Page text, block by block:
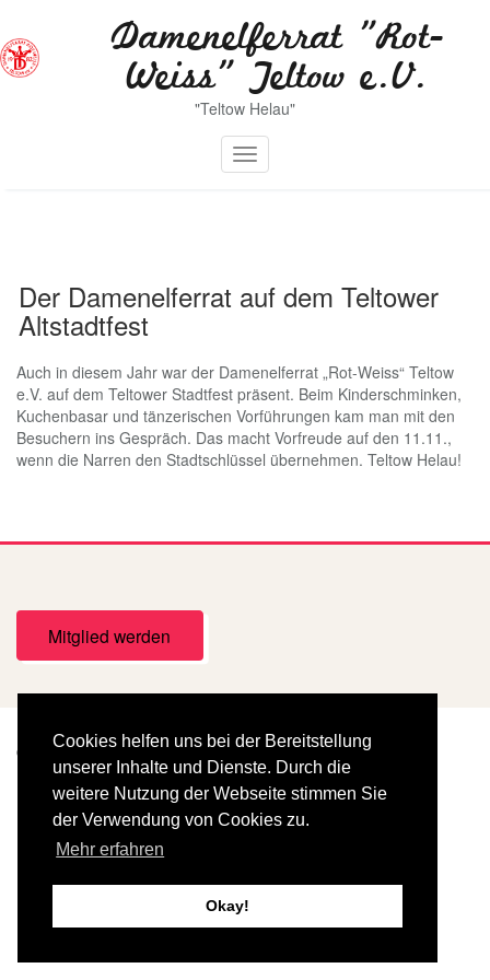
Cookies helfen uns bei der Bereitstellung
unserer Inhalte und Dienste. Durch die
weitere Nutzung der Webseite stimmen Sie
der Verwendung von Cookies zu.
Mehr erfahren
Okay!
Inhalt
springen
Damenelferrat "Rot-
Weiss" Teltow e.V.
"Teltow Helau"
Toggle navigation
Der Damenelferrat auf dem Teltower
Altstadtfest
Auch in diesem Jahr war der Damenelferrat „Rot-Weiss“ Teltow
e.V. auf dem Teltower Stadtfest präsent. Beim Kinderschminken,
Kuchenbasar und tänzerischen Vorführungen kam man mit den
Besuchern ins Gespräch. Das macht Vorfreude auf den 11.11.,
wenn die Narren den Stadtschlüssel übernehmen. Teltow Helau!
Mitglied werden
© Copyright 2025Damenelferrat
Impressum Rechtliche Hinweise
Datenschutzerklärung